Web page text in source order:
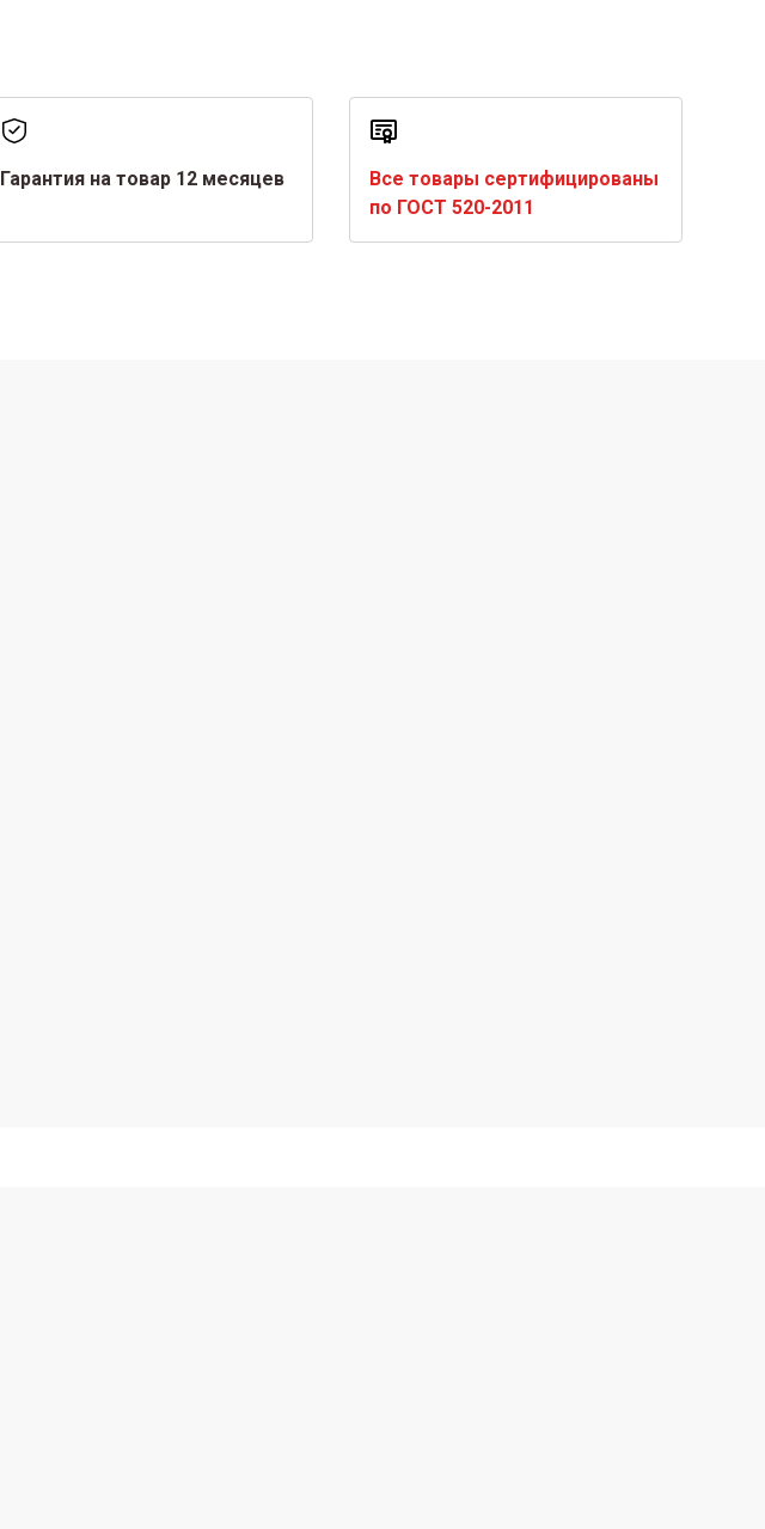
Гарантия на товар 12 месяцев
Все товары сертифицированы
по ГОСТ 520-2011